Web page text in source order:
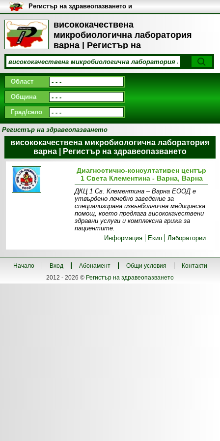
висококачествена
микробиологична лаборатория
варна | Регистър на
здравеопазването
Регистър на здравеопазването и
медицинските заведения в
България
Област
Община
Град/село
Регистър на здравеопазването
висококачествена микробиологична лаборатория
варна | Регистър на здравеопазването
Диагностично-консултативен център
1 Света Клементина - Варна, Варна
ДКЦ 1 Св. Клементина – Варна ЕООД е
утвърдено лечебно заведение за
специализирана извънболнична медицинска
помощ, което предлага висококачествени
здравни услуги и комплексна грижа за
пациентите.
Информация
Екип Лаборатории
Начало Вход Абонамент Общи условия
Контакти
2012 - 2026 © Регистър на здравеопазването